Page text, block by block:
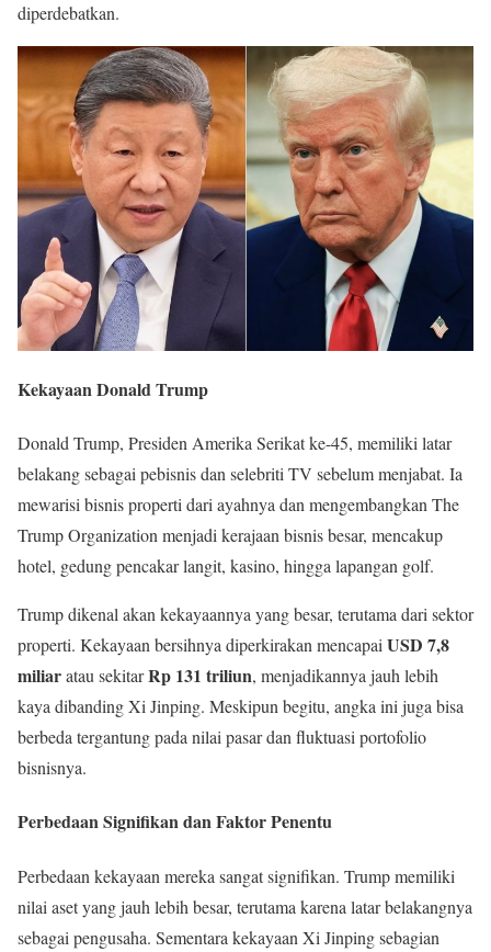
diperdebatkan.
Kekayaan Donald Trump
Donald Trump, Presiden Amerika Serikat ke-45, memiliki latar
belakang sebagai pebisnis dan selebriti TV sebelum menjabat. Ia
mewarisi bisnis properti dari ayahnya dan mengembangkan The
Trump Organization menjadi kerajaan bisnis besar, mencakup
hotel, gedung pencakar langit, kasino, hingga lapangan golf.
Trump dikenal akan kekayaannya yang besar, terutama dari sektor
properti. Kekayaan bersihnya diperkirakan mencapai USD 7,8
miliaratau sekitarRp 131 triliun, menjadikannya jauh lebih
kaya dibanding Xi Jinping. Meskipun begitu, angka ini juga bisa
berbeda tergantung pada nilai pasar dan fluktuasi portofolio
bisnisnya.
Perbedaan Signifikan dan Faktor Penentu
Perbedaan kekayaan mereka sangat signifikan. Trump memiliki
nilai aset yang jauh lebih besar, terutama karena latar belakangnya
sebagai pengusaha. Sementara kekayaan Xi Jinping sebagian